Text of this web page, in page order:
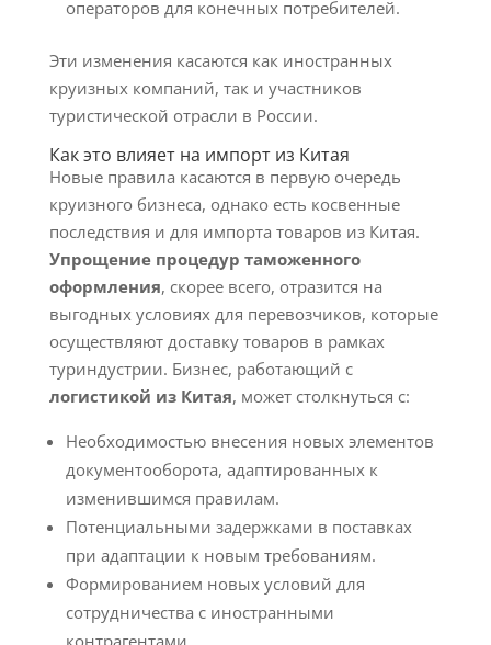
операторов для конечных потребителей.
Эти изменения касаются как иностранных
круизных компаний, так и участников
туристической отрасли в России.
Как это влияет на импорт из Китая
Новые правила касаются в первую очередь
круизного бизнеса, однако есть косвенные
последствия и для импорта товаров из Китая.
Упрощение процедур таможенного
оформления, скорее всего, отразится на
выгодных условиях для перевозчиков, которые
осуществляют доставку товаров в рамках
туриндустрии. Бизнес, работающий с
логистикой из Китая, может столкнуться с:
Необходимостью внесения новых элементов
документооборота, адаптированных к
изменившимся правилам.
Потенциальными задержками в поставках
при адаптации к новым требованиям.
Формированием новых условий для
сотрудничества с иностранными
контрагентами.